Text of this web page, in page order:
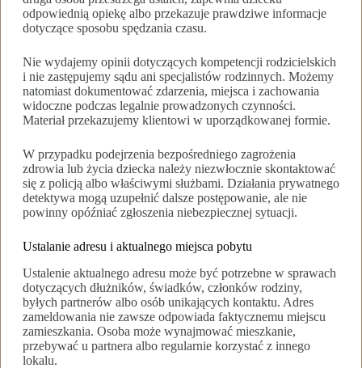
odpowiednią opiekę albo przekazuje prawdziwe informacje
dotyczące sposobu spędzania czasu.
Nie wydajemy opinii dotyczących kompetencji rodzicielskich
i nie zastępujemy sądu ani specjalistów rodzinnych. Możemy
natomiast dokumentować zdarzenia, miejsca i zachowania
widoczne podczas legalnie prowadzonych czynności.
Materiał przekazujemy klientowi w uporządkowanej formie.
W przypadku podejrzenia bezpośredniego zagrożenia
zdrowia lub życia dziecka należy niezwłocznie skontaktować
się z policją albo właściwymi służbami. Działania prywatnego
detektywa mogą uzupełnić dalsze postępowanie, ale nie
powinny opóźniać zgłoszenia niebezpiecznej sytuacji.
Ustalanie adresu i aktualnego miejsca pobytu
Ustalenie aktualnego adresu może być potrzebne w sprawach
dotyczących dłużników, świadków, członków rodziny,
byłych partnerów albo osób unikających kontaktu. Adres
zameldowania nie zawsze odpowiada faktycznemu miejscu
zamieszkania. Osoba może wynajmować mieszkanie,
przebywać u partnera albo regularnie korzystać z innego
lokalu.